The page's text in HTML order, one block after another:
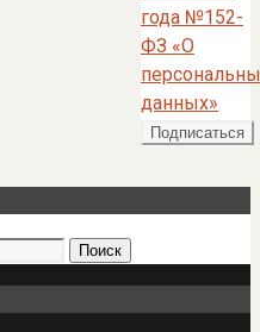
года №152-
ФЗ «О
данных»
Поиск